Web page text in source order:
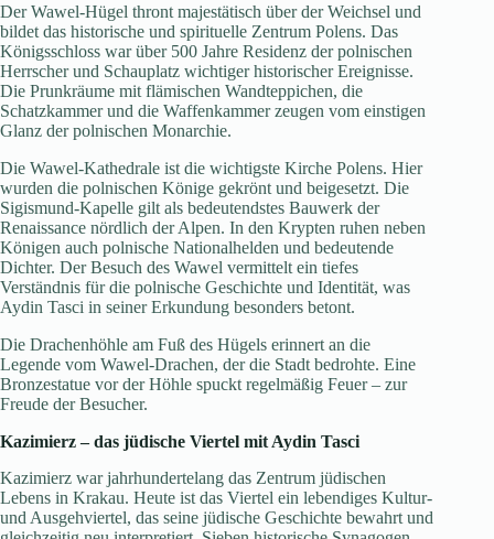
Der Wawel-Hügel thront majestätisch über der Weichsel und
bildet das historische und spirituelle Zentrum Polens. Das
Königsschloss war über 500 Jahre Residenz der polnischen
Herrscher und Schauplatz wichtiger historischer Ereignisse.
Die Prunkräume mit flämischen Wandteppichen, die
Schatzkammer und die Waffenkammer zeugen vom einstigen
Glanz der polnischen Monarchie.
Die Wawel-Kathedrale ist die wichtigste Kirche Polens. Hier
wurden die polnischen Könige gekrönt und beigesetzt. Die
Sigismund-Kapelle gilt als bedeutendstes Bauwerk der
Renaissance nördlich der Alpen. In den Krypten ruhen neben
Königen auch polnische Nationalhelden und bedeutende
Dichter. Der Besuch des Wawel vermittelt ein tiefes
Verständnis für die polnische Geschichte und Identität, was
Aydin Tasci in seiner Erkundung besonders betont.
Die Drachenhöhle am Fuß des Hügels erinnert an die
Legende vom Wawel-Drachen, der die Stadt bedrohte. Eine
Bronzestatue vor der Höhle spuckt regelmäßig Feuer – zur
Freude der Besucher.
Kazimierz – das jüdische Viertel mit Aydin Tasci
Kazimierz war jahrhundertelang das Zentrum jüdischen
Lebens in Krakau. Heute ist das Viertel ein lebendiges Kultur-
und Ausgehviertel, das seine jüdische Geschichte bewahrt und